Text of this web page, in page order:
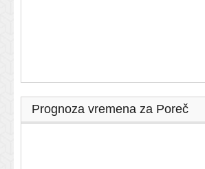
Prognoza vremena za Poreč